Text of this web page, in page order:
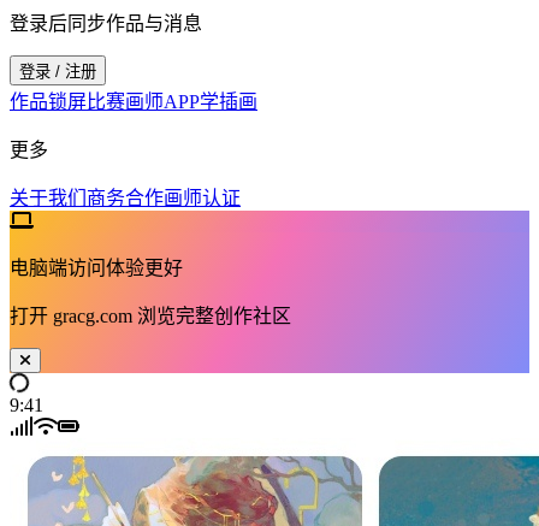
登录后同步作品与消息
登录 / 注册
作品锁屏比赛画师APP学插画
更多
关于我们 商务合作画师认证
电脑端访问体验更好
打开 gracg.com 浏览完整创作社区
9:41